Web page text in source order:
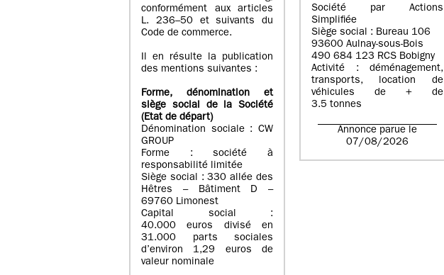
conformément aux articles
L. 236–50 et suivants du
Code de commerce.
Il en résulte la publication
des mentions suivantes :
Forme, dénomination et
siège social de la Société
(Etatde départ)
Dénomination sociale : CW
GROUP
Forme : société à
responsabilité limitée
Siège social : 330 allée des
Hêtres – Bâtiment D –
69760 Limonest
Capital social :
40.000 euros divisé en
31.000 parts sociales
d’environ 1,29 euros de
valeur nominale
Société par Actions
Simplifiée
Siège social : Bureau 106
93600 Aulnay-sous-Bois
490 684 123 RCS Bobigny
Activité : déménagement,
transports, location de
véhicules de + de
3.5 tonnes
Annonce parue le
07/08/2026